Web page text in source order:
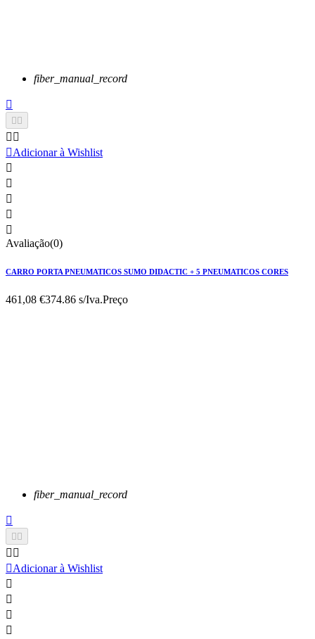
fiber_manual_record

 
 
Adicionar à Wishlist





Avaliação(0)
CARRO PORTA PNEUMATICOS SUMO DIDACTIC + 5 PNEUMATICOS CORES
461,08 €374.86 s/Iva.Preço
fiber_manual_record

 
 
Adicionar à Wishlist



